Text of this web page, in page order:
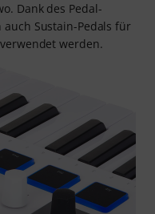
Dank des Pedal-
auch Sustain-Pedals für
werden.